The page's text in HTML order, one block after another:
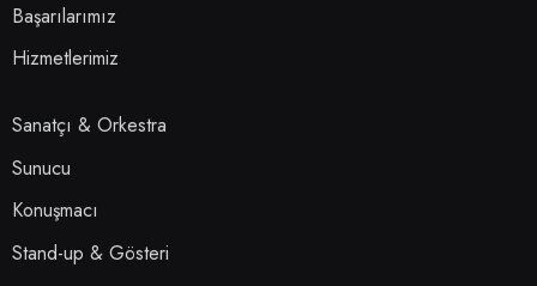
Başarılarımız
Hizmetlerimiz
Sanatçı & Orkestra
Sunucu
Konuşmacı
Stand-up & Gösteri